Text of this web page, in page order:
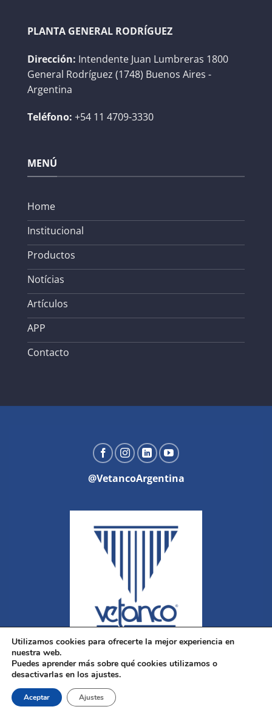
PLANTA GENERAL RODRÍGUEZ
Dirección: Intendente Juan Lumbreras 1800
General Rodríguez (1748) Buenos Aires -
Argentina
Teléfono: +54 11 4709-3330
MENÚ
Home
Institucional
Productos
Notícias
Artículos
APP
Contacto
@VetancoArgentina
Copyright 2026 ©
Utilizamos cookies para ofrecerte la mejor experiencia en
nuestra web.
Puedes aprender más sobre qué cookies utilizamos o
desactivarlas en los ajustes.
Aceptar Ajustes